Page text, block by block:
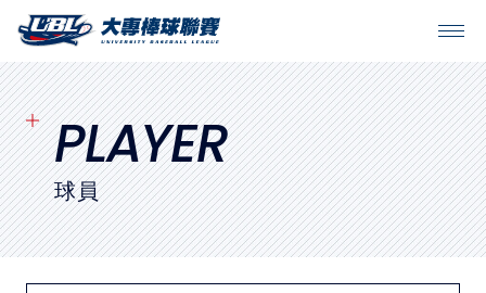
SITEMAP
首頁
球隊戰績
賽程表
PLAYER
球員